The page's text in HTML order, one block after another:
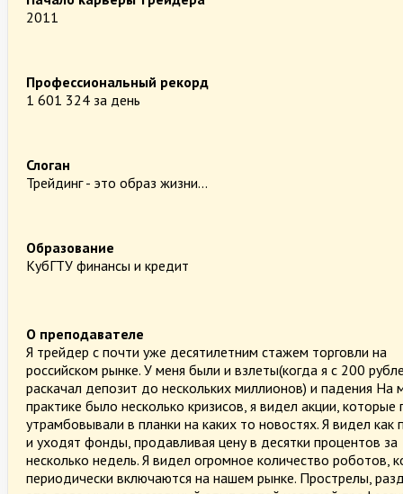
2011
Профессиональный рекорд
1 601 324 за день
Слоган
Трейдинг - это образ жизни...
Образование
КубГТУ финансы и кредит
О преподавателе
Я трейдер с почти уже десятилетним стажем торговли на
российском рынке. У меня были и взлеты(когда я с 200
раскачал депозит до нескольких миллионов) и падения На
практике было несколько кризисов, я видел акции, которые
утрамбовывали в планки на каких то новостях. Я видел как
и уходят фонды, продавливая цену в десятки процентов за
несколько недель. Я видел огромное количество роботов,
периодически включаются на нашем рынке. Прострелы,